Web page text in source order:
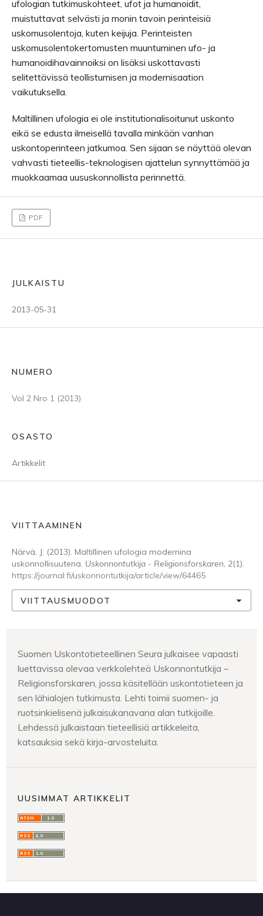
ufologian tutkimuskohteet, ufot ja humanoidit,
muistuttavat selvästi ja monin tavoin perinteisiä
uskomusolentoja, kuten keijuja. Perinteisten
uskomusolentokertomusten muuntuminen ufo- ja
humanoidihavainnoiksi on lisäksi uskottavasti
selitettävissä teollistumisen ja modernisaation
vaikutuksella.
Maltillinen ufologia ei ole institutionalisoitunut uskonto
eikä se edusta ilmeisellä tavalla minkään vanhan
uskontoperinteen jatkumoa. Sen sijaan se näyttää olevan
vahvasti tieteellis-teknologisen ajattelun synnyttämää ja
muokkaamaa uususkonnollista perinnettä.
PDF
JULKAISTU
2013-05-31
NUMERO
Vol 2 Nro 1 (2013)
OSASTO
Artikkelit
VIITTAAMINEN
Närvä, J. (2013). Maltillinen ufologia modernina
uskonnollisuutena. Uskonnontutkija - Religionsforskaren, 2(1).
https://journal.fi/uskonnontutkija/article/view/64465
VIITTAUSMUODOT
Suomen Uskontotieteellinen Seura julkaisee vapaasti
luettavissa olevaa verkkolehteä Uskonnontutkija –
Religionsforskaren, jossa käsitellään uskontotieteen ja
sen lähialojen tutkimusta. Lehti toimii suomen- ja
ruotsinkielisenä julkaisukanavana alan tutkijoille.
Lehdessä julkaistaan tieteellisiä artikkeleita,
katsauksia sekä kirja-arvosteluita.
UUSIMMAT ARTIKKELIT